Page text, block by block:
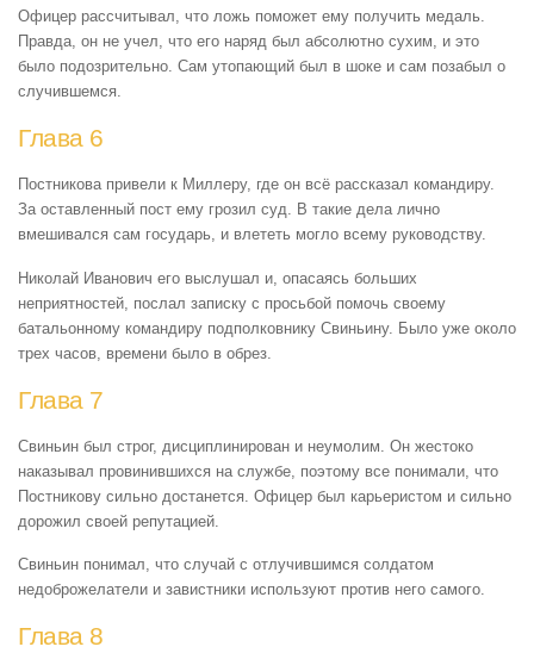
Офицер рассчитывал, что ложь поможет ему получить медаль.
Правда, он не учел, что его наряд был абсолютно сухим, и это
было подозрительно. Сам утопающий был в шоке и сам позабыл о
случившемся.
Глава 6
Постникова привели к Миллеру, где он всё рассказал командиру.
За оставленный пост ему грозил суд. В такие дела лично
вмешивался сам государь, и влететь могло всему руководству.
Николай Иванович его выслушал и, опасаясь больших
неприятностей, послал записку с просьбой помочь своему
батальонному командиру подполковнику Свиньину. Было уже около
трех часов, времени было в обрез.
Глава 7
Свиньин был строг, дисциплинирован и неумолим. Он жестоко
наказывал провинившихся на службе, поэтому все понимали, что
Постникову сильно достанется. Офицер был карьеристом и сильно
дорожил своей репутацией.
Свиньин понимал, что случай с отлучившимся солдатом
недоброжелатели и завистники используют против него самого.
Глава 8